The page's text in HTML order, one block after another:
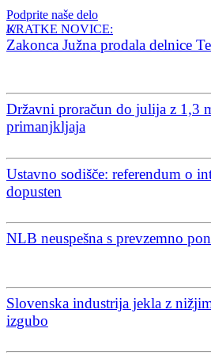
Podprite naše delo
KRATKE NOVICE:
Zakonca Južna prodala delnice
Državni proračun do julija z 1,3
primanjkljaja
Ustavno sodišče: referendum o
dopusten
NLB neuspešna s prevzemno
Slovenska industrija jekla z
izgubo